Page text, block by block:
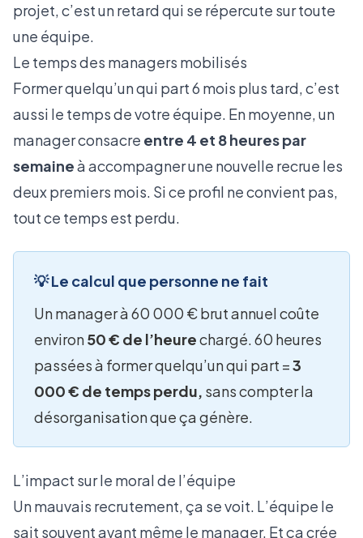
projet, c’est un retard qui se répercute sur toute
une équipe.
Le temps des managers mobilisés
Former quelqu’un qui part 6 mois plus tard, c’est
aussi le temps de votre équipe. En moyenne, un
manager consacre entre 4 et 8 heures par
semaineà accompagner une nouvelle recrue les
deux premiers mois. Si ce profil ne convient pas,
tout ce temps est perdu.
💡 Le calcul que personne ne fait
Un manager à 60 000 € brut annuel coûte
environ50 € de l’heurechargé. 60 heures
passées à former quelqu’un qui part =3
000 € de temps perdu, sans compter la
désorganisation que ça génère.
L’impact sur le moral de l’équipe
Un mauvais recrutement, ça se voit. L’équipe le
sait souvent avant même le manager. Et ça crée